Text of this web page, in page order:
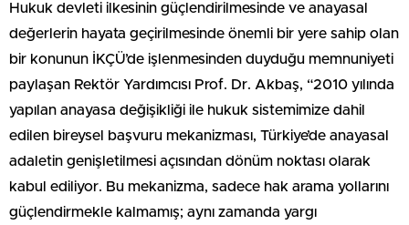
Hukuk devleti ilkesinin güçlendirilmesinde ve anayasal
değerlerin hayata geçirilmesinde önemli bir yere sahip olan
bir konunun İKÇÜ’de işlenmesinden duyduğu memnuniyeti
paylaşan Rektör Yardımcısı Prof. Dr. Akbaş, “2010 yılında
yapılan anayasa değişikliği ile hukuk sistemimize dahil
edilen bireysel başvuru mekanizması, Türkiye’de anayasal
adaletin genişletilmesi açısından dönüm noktası olarak
kabul ediliyor. Bu mekanizma, sadece hak arama yollarını
güçlendirmekle kalmamış; aynı zamanda yargı